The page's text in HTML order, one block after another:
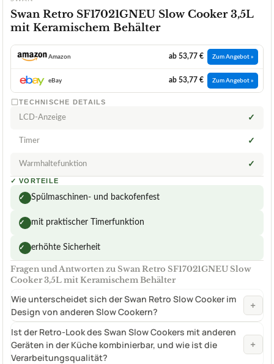
Swan Retro SF17021GNEU Slow Cooker 3,5L
mit Keramischem Behälter
Amazon ab 53,77 € Zum Angebot »
eBay ab 53,77 € Zum Angebot »
TECHNISCHE DETAILS
LCD-Anzeige ✓
Timer ✓
Warmhaltefunktion ✓
✓ VORTEILE
✓ Spülmaschinen- und backofenfest
✓ mit praktischer Timerfunktion
✓ erhöhte Sicherheit
Fragen und Antworten zu Swan Retro SF17021GNEU Slow
Cooker 3,5L mit Keramischem Behälter
Wie unterscheidet sich der Swan Retro Slow Cooker im
Design von anderen Slow Cookern?
+
Ist der Retro-Look des Swan Slow Cookers mit anderen
Geräten in der Küche kombinierbar, und wie ist die
Verarbeitungsqualität?
+